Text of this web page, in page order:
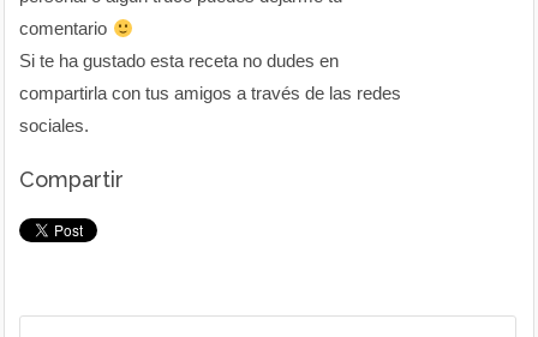
comentario
Si te ha gustado esta receta no dudes en
compartirla con tus amigos a través de las redes
sociales.
Compartir